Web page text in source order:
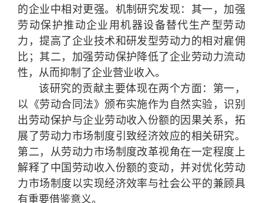
的企业中相对更强。机制研究发现：其一，加强
劳动保护推动企业用机器设备替代生产型劳动
力，提高了企业技术和研发型劳动力的相对雇佣
比；其二，加强劳动保护降低了企业劳动力流动
性，从而抑制了企业营业收入。
该研究的贡献主要体现在两个方面：第一，
以《劳动合同法》颁布实施作为自然实验，识别
出劳动保护与企业劳动收入份额的因果关系，拓
展了劳动力市场制度引致经济效应的相关研究。
第二，从劳动力市场制度改革视角在一定程度上
解释了中国劳动收入份额的变动，并对优化劳动
力市场制度以实现经济效率与社会公平的兼顾具
有重要借鉴意义。